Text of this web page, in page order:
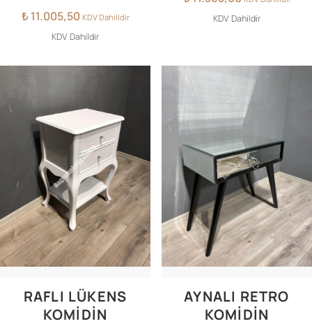
₺11.005,50 KDV Dahilldir
KDV Dahildir
KDV Dahildir
RAFLI LÜKENS
KOMİDİN
AYNALI RETRO
KOMİDİN